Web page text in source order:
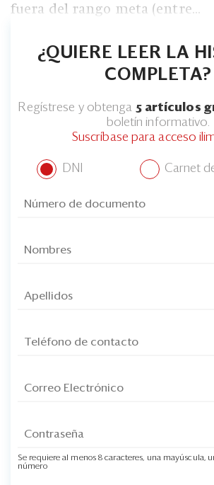
fuera del rango meta (entre...
¿QUIERE LEER LA
COMPLETA?
Regístrese y obtenga 5 artículos
boletín informativo.
Suscríbase para acceso
DNI Carnet
Se requiere al menos 8 caracteres, una mayúscula,
número